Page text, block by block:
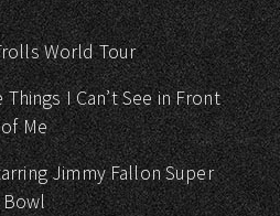
World Tour
I Can’t See in Front
of Me
Jimmy Fallon Super
Bowl